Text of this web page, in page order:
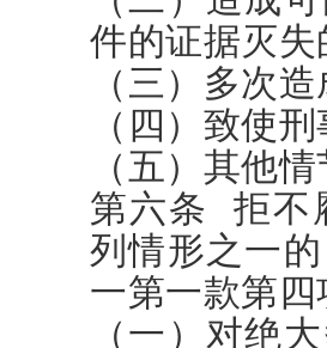
件的证据灭失
（三）多次
（四）致使
（五）其他
第六条 拒不
列情形之一
一第一款第四
（一）对绝